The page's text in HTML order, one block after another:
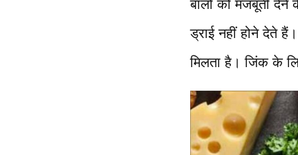
बालों को मजबूती
ड्राई नहीं होने देते
मिलता है। जिंक के